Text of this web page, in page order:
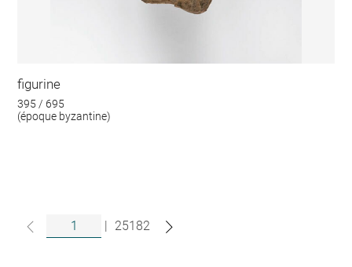
figurine
395 / 695
(époque byzantine)
| 25182